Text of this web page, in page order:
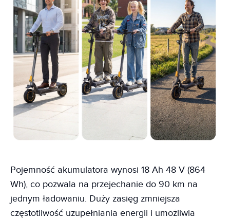
Pojemność akumulatora wynosi 18 Ah 48 V (864
Wh), co pozwala na przejechanie do 90 km na
jednym ładowaniu. Duży zasięg zmniejsza
częstotliwość uzupełniania energii i umożliwia